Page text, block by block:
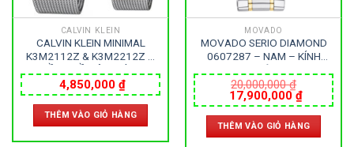
CALVIN KLEIN
CALVIN KLEIN MINIMAL
K3M2112Z & K3M2212Z –
KHOÁNG – DÂY KIM LOẠI –
PIN – SIZE 40&35 MM – MÁY
THUỴ SỸ
4,850,000 ₫
THÊM VÀO GIỎ HÀNG
MOVADO
MOVADO SERIO DIAMOND
0607287 – NAM – KÍNH
PIN – SIZE 39MM – MÁY
THỤY SỸ
20,000,000₫
Giá
gốc
là:
20,000,000 ₫.
17,900,000₫Giá
hiện
tại
là:
THÊM VÀO GIỎ HÀNG
₫.